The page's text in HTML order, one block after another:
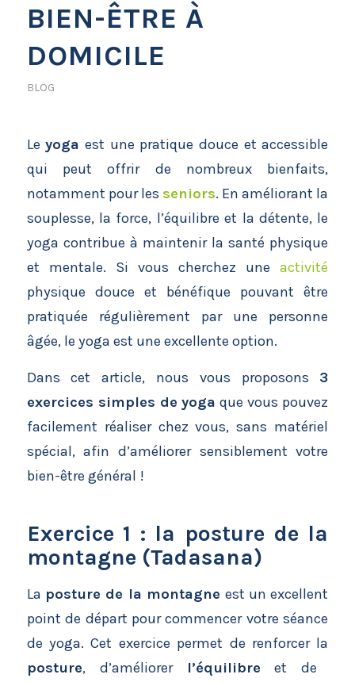
BIEN-ÊTRE À
DOMICILE
BLOG
Leyoga est une pratique douce et accessible
qui peut offrir de nombreux bienfaits,
notamment pour les seniors. En améliorant la
souplesse, la force, l’équilibre et la détente, le
yoga contribue à maintenir la santé physique
et mentale. Si vous cherchez uneactivité
physique douce et bénéfique pouvant être
pratiquée régulièrement par une personne
âgée, le yoga est une excellente option.
Dans cet article, nous vous proposons 3
exercices simples de yoga que vous pouvez
facilement réaliser chez vous, sans matériel
spécial, afin d’améliorer sensiblement votre
bien-être général !
Exercice 1 : la posture de la
montagne (Tadasana)
La posture de la montagne est un excellent
point de départ pour commencer votre séance
de yoga. Cet exercice permet de renforcer la
posture, d’améliorer l’équilibre et de